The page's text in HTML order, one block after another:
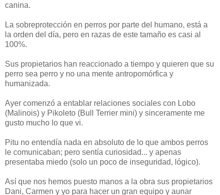
canina.
La sobreprotección en perros por parte del humano, está a
la orden del día, pero en razas de este tamaño es casi al
100%.
Sus propietarios han reaccionado a tiempo y quieren que su
perro sea perro y no una mente antropomórfica y
humanizada.
Ayer comenzó a entablar relaciones sociales con Lobo
(Malinois) y Pikoleto (Bull Terrier mini) y sinceramente me
gusto mucho lo que vi.
Pitu no entendía nada en absoluto de lo que ambos perros
le comunicaban; pero sentía curiosidad... y apenas
presentaba miedo (solo un poco de inseguridad, lógico).
Así que nos hemos puesto manos a la obra sus propietarios
Dani, Carmen y yo para hacer un gran equipo y aunar